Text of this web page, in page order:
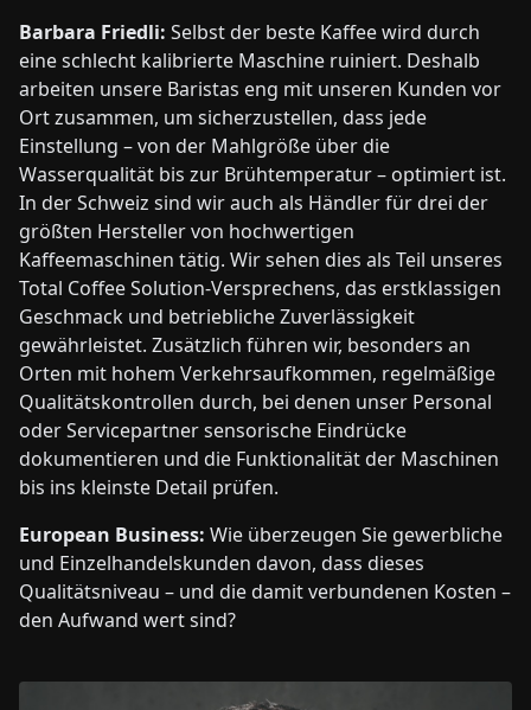
Barbara Friedli: Selbst der beste Kaffee wird durch
eine schlecht kalibrierte Maschine ruiniert. Deshalb
arbeiten unsere Baristas eng mit unseren Kunden vor
Ort zusammen, um sicherzustellen, dass jede
Einstellung – von der Mahlgröße über die
Wasserqualität bis zur Brühtemperatur – optimiert ist.
In der Schweiz sind wir auch als Händler für drei der
größten Hersteller von hochwertigen
Kaffeemaschinen tätig. Wir sehen dies als Teil unseres
Total Coffee Solution-Versprechens, das erstklassigen
Geschmack und betriebliche Zuverlässigkeit
gewährleistet. Zusätzlich führen wir, besonders an
Orten mit hohem Verkehrsaufkommen, regelmäßige
Qualitätskontrollen durch, bei denen unser Personal
oder Servicepartner sensorische Eindrücke
dokumentieren und die Funktionalität der Maschinen
bis ins kleinste Detail prüfen.
European Business: Wie überzeugen Sie gewerbliche
und Einzelhandelskunden davon, dass dieses
Qualitätsniveau – und die damit verbundenen Kosten –
den Aufwand wert sind?